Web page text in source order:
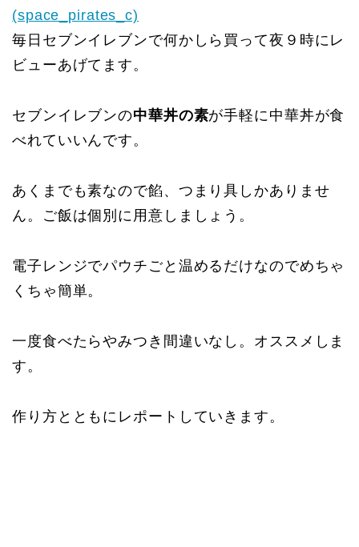
(space_pirates_c)
毎日セブンイレブンで何かしら買って夜９時にレ
ビューあげてます。
セブンイレブンの中華丼の素が手軽に中華丼が食
べれていいんです。
あくまでも素なので餡、つまり具しかありませ
ん。ご飯は個別に用意しましょう。
電子レンジでパウチごと温めるだけなのでめちゃ
くちゃ簡単。
一度食べたらやみつき間違いなし。オススメしま
す。
作り方とともにレポートしていきます。